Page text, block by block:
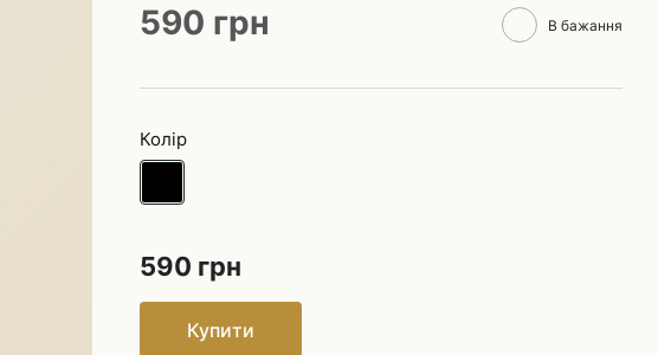
590 грн В бажання
Колір
590 грн
Купити